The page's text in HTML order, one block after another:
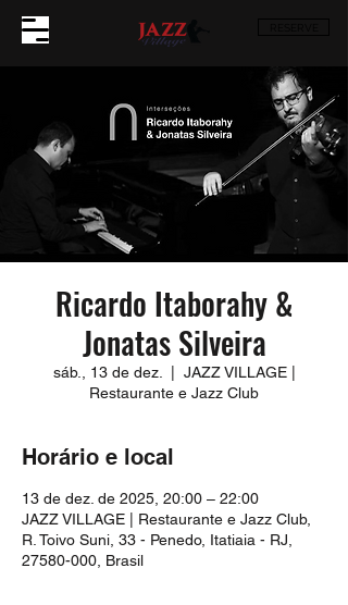
Ricardo Itaborahy &
Jonatas Silveira
sáb., 13 de dez.
JAZZ VILLAGE |
Restaurante e Jazz Club
Horário e local
13 de dez. de 2025, 20:00 – 22:00
JAZZ VILLAGE | Restaurante e Jazz Club,
R. Toivo Suni, 33 - Penedo, Itatiaia - RJ,
27580-000, Brasil